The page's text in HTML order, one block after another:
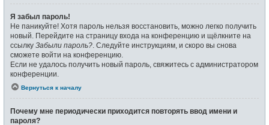
Я забыл пароль!
Не паникуйте! Хотя пароль нельзя восстановить, можно легко получить
новый. Перейдите на страницу входа на конференцию и щёлкните на
ссылку Забыли пароль? . Следуйте инструкциям, и скоро вы снова
сможете войти на конференцию.
Если не удалось получить новый пароль, свяжитесь с администратором
конференции.
Вернуться к началу
Почему мне периодически приходится повторять ввод имени и
пароля?